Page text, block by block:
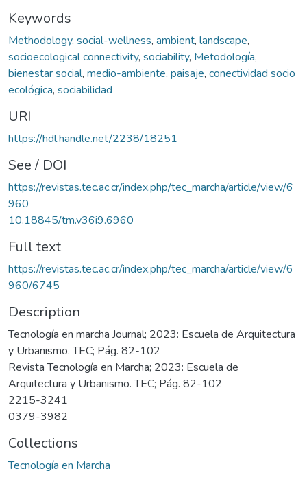
Keywords
Methodology, social-wellness, ambient, landscape,
socioecological connectivity, sociability, Metodología,
bienestar social, medio-ambiente, paisaje, conectividad socio
ecológica, sociabilidad
URI
https://hdl.handle.net/2238/18251
See / DOI
https://revistas.tec.ac.cr/index.php/tec_marcha/article/view/6
960
10.18845/tm.v36i9.6960
Full text
https://revistas.tec.ac.cr/index.php/tec_marcha/article/view/6
960/6745
Description
Tecnología en marcha Journal; 2023: Escuela de Arquitectura
y Urbanismo. TEC; Pág. 82-102
Revista Tecnología en Marcha; 2023: Escuela de
Arquitectura y Urbanismo. TEC; Pág. 82-102
2215-3241
0379-3982
Collections
Tecnología en Marcha